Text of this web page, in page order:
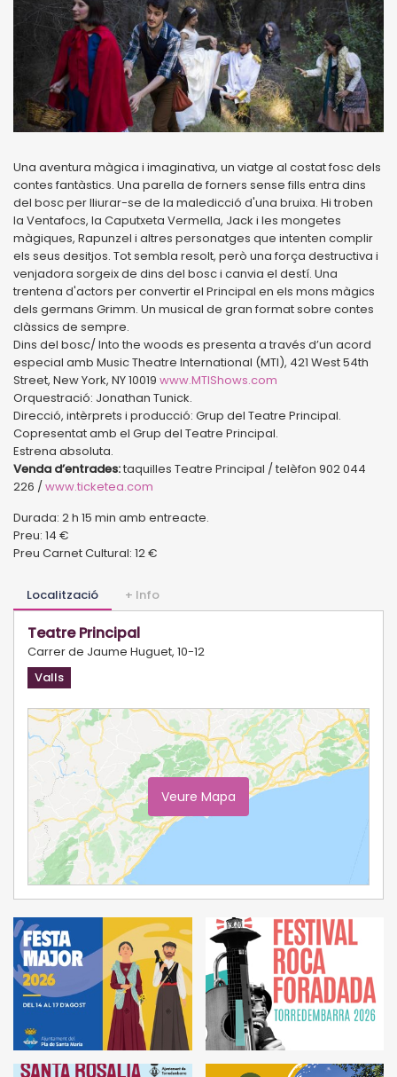
Una aventura màgica i imaginativa, un viatge al costat fosc dels
contes fantàstics. Una parella de forners sense fills entra dins
del bosc per lliurar-se de la maledicció d'una bruixa. Hi troben
la Ventafocs, la Caputxeta Vermella, Jack i les mongetes
màgiques, Rapunzel i altres personatges que intenten complir
els seus desitjos. Tot sembla resolt, però una força destructiva i
venjadora sorgeix de dins del bosc i canvia el destí. Una
trentena d'actors per convertir el Principal en els mons màgics
dels germans Grimm. Un musical de gran format sobre contes
clàssics de sempre.
Dins del bosc/ Into the woods es presenta a través d’un acord
especial amb Music Theatre International (MTI), 421 West 54th
Street, New York, NY 10019 www.MTIShows.com
Orquestració: Jonathan Tunick.
Direcció, intèrprets i producció: Grup del Teatre Principal.
Copresentat amb el Grup del Teatre Principal.
Estrena absoluta.
Venda d’entrades:taquilles Teatre Principal / telèfon 902 044
226 /www.ticketea.com
Durada: 2 h 15 min amb entreacte.
Preu: 14 €
Preu Carnet Cultural: 12 €
Localització + Info
Teatre Principal
Carrer de Jaume Huguet, 10-12
Valls
Veure Mapa